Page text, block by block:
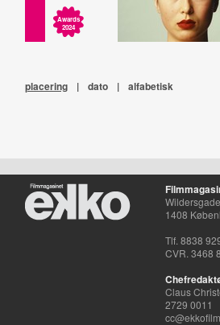
Awards
2024
placering | dato | alfabetisk
1408
Tlf. 8838
CVR. 3468
Claus
2729 0011